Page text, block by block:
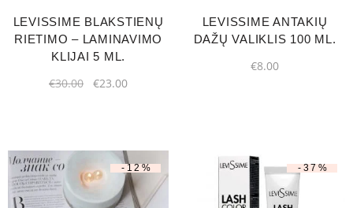
LEVISSIME BLAKSTIENŲ
RIETIMO – LAMINAVIMO
KLIJAI 5 ML.
€30.00 €23.00
LEVISSIME ANTAKIŲ
DAŽŲ VALIKLIS 100 ML.
€8.00
-12% -37%